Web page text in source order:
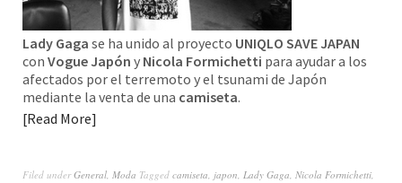
Lady Gaga se ha unido al proyecto UNIQLO SAVE JAPAN
con Vogue Japón y Nicola Formichetti para ayudar a los
afectados por el terremoto y el tsunami de Japón
mediante la venta de una camiseta.
Read More
Filed underGeneral, Moda Tagged camiseta, japon, Lady Gaga, Nicola Formichetti,